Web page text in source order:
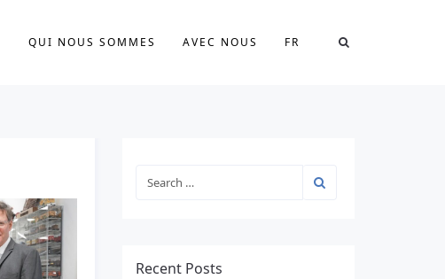
QUI NOUS SOMMES AVEC NOUS FR
Recent Posts